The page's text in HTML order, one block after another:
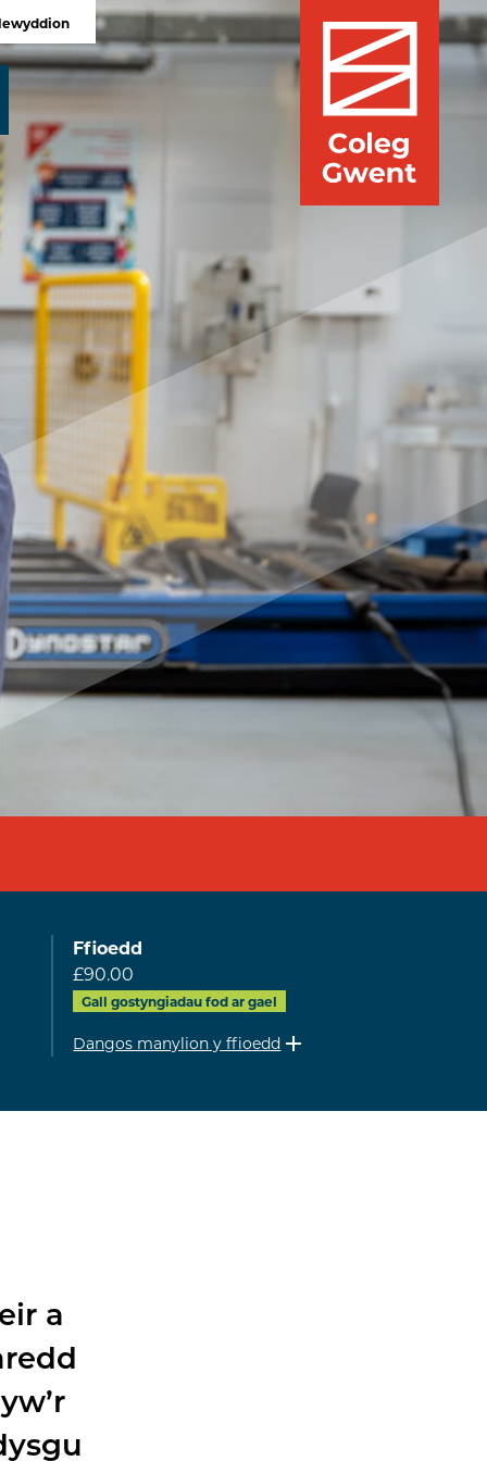
Ffioedd
£90.00
Gall gostyngiadau fod ar gael
Dangos manylion y ffioedd
a